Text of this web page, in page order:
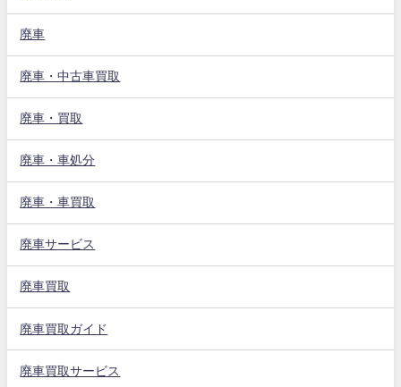
廃車
廃車・中古車買取
廃車・買取
廃車・車処分
廃車・車買取
廃車サービス
廃車買取
廃車買取ガイド
廃車買取サービス